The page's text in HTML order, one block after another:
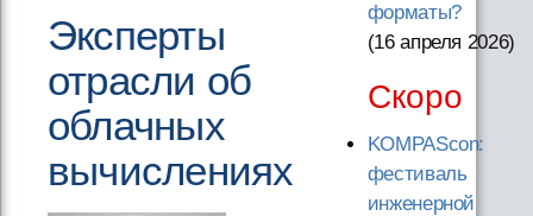
Эксперты
отрасли об
облачных
вычислениях
форматы?
(16 апреля 2026)
Скоро
KOMPAScon:
фестиваль
инженерной